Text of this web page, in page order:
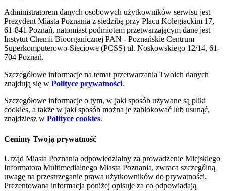
Administratorem danych osobowych użytkowników serwisu jest
Prezydent Miasta Poznania z siedzibą przy Placu Kolegiackim 17,
61-841 Poznań, natomiast podmiotem przetwarzającym dane jest
Instytut Chemii Bioorganicznej PAN - Poznańskie Centrum
Superkomputerowo-Sieciowe (PCSS) ul. Noskowskiego 12/14, 61-
704 Poznań.
Szczegółowe informacje na temat przetwarzania Twoich danych
znajdują się w Polityce prywatności.
Szczegółowe informacje o tym, w jaki sposób używane są pliki
cookies, a także w jaki sposób można je zablokować lub usunąć,
znajdziesz w Polityce cookies.
Cenimy Twoją prywatność
Urząd Miasta Poznania odpowiedzialny za prowadzenie Miejskiego
Informatora Multimedialnego Miasta Poznania, zwraca szczególną
uwagę na przestrzeganie prawa użytkowników do prywatności.
Prezentowana informacja poniżej opisuje za co odpowiadają